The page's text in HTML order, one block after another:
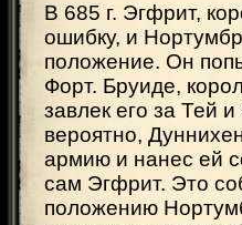
В 685 г. Эгфрит,
ошибку, и
положение. Он
Форт. Бруиде,
завлек его за Тей
вероятно,
армию и нанес ей
сам Эгфрит. Это
положению